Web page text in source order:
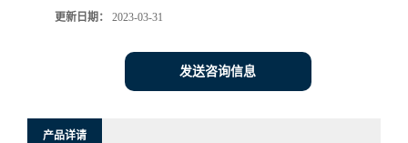
更新日期： 2023-03-31
发送咨询信息
产品详请